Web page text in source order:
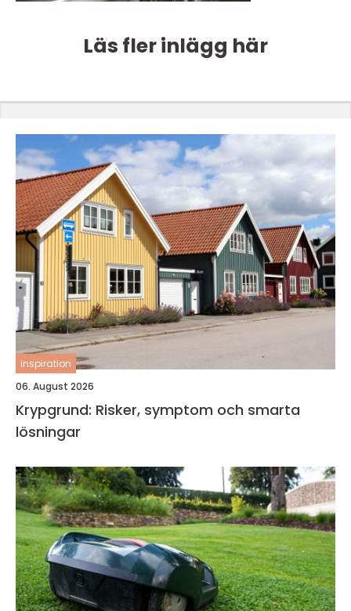
Läs fler inlägg här
inspiration
06. August 2026
Krypgrund: Risker, symptom och smarta
lösningar